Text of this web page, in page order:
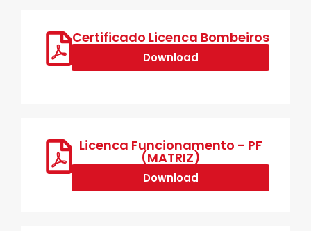
Certificado Licenca Bombeiros
Download
Licenca Funcionamento - PF
(MATRIZ)
Download